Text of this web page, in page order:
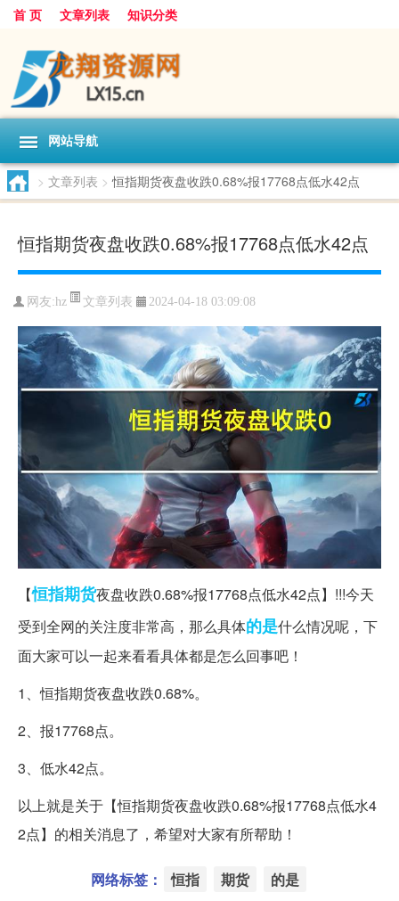
首 页 文章列表 知识分类
网站导航
> 文章列表 > 恒指期货夜盘收跌0.68%报17768点低水42点
恒指期货夜盘收跌0.68%报17768点低水42点
网友:hz 文章列表 2024-04-18 03:09:08
【恒指期货夜盘收跌0.68%报17768点低水42点】!!!今天
受到全网的关注度非常高，那么具体的是什么情况呢，下
面大家可以一起来看看具体都是怎么回事吧！
1、恒指期货夜盘收跌0.68%。
2、报17768点。
3、低水42点。
以上就是关于【恒指期货夜盘收跌0.68%报17768点低水4
2点】的相关消息了，希望对大家有所帮助！
网络标签： 恒指 期货 的是